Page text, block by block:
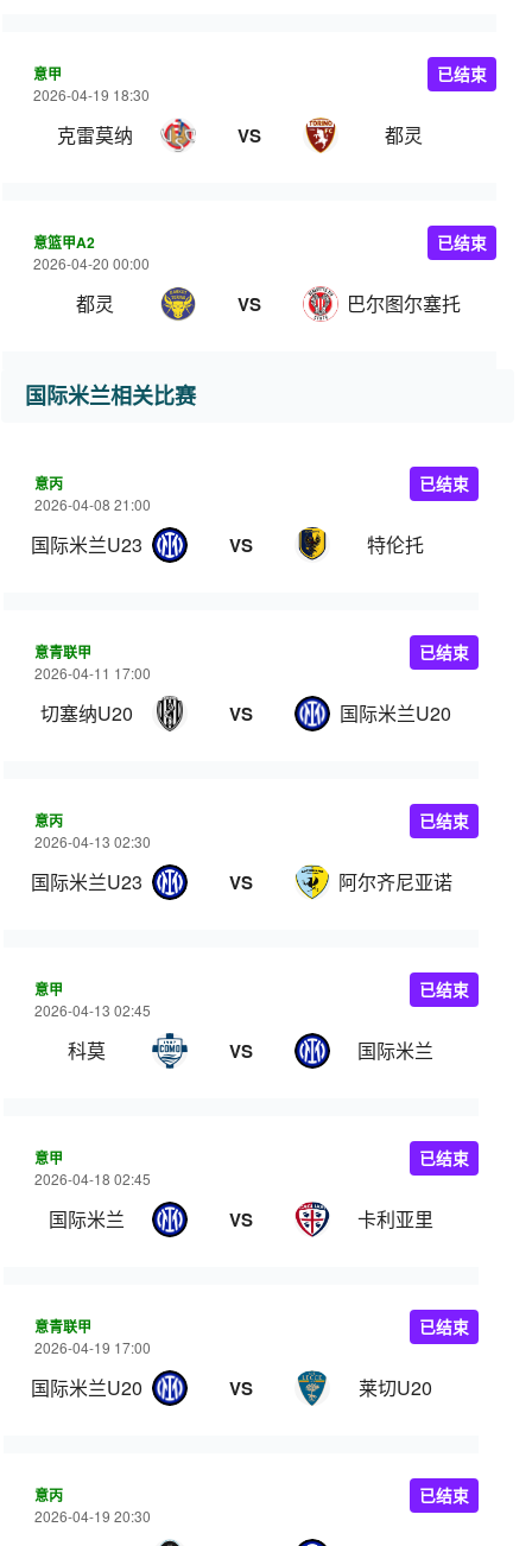
意甲
2026-04-19 18:30
克雷莫纳 VS 都灵
已结束
意篮甲A2
2026-04-20 00:00
都灵 VS 巴尔图尔塞托
已结束
国际米兰相关比赛
意丙
2026-04-08 21:00
国际米兰U23 VS 特伦托
已结束
意青联甲
2026-04-11 17:00
切塞纳U20 VS 国际米兰U20
已结束
意丙
2026-04-13 02:30
国际米兰U23 VS 阿尔齐尼亚诺
已结束
意甲
2026-04-13 02:45
科莫 VS 国际米兰
已结束
意甲
2026-04-18 02:45
国际米兰 VS 卡利亚里
已结束
意青联甲
2026-04-19 17:00
国际米兰U20 VS 莱切U20
已结束
意丙
2026-04-19 20:30
已结束